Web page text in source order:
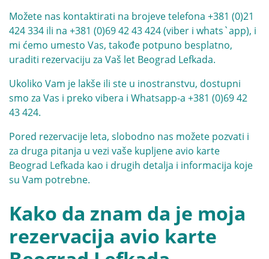
Možete nas kontaktirati na brojeve telefona +381 (0)21
424 334 ili na +381 (0)69 42 43 424(viber i whats`app), i
mi ćemo umesto Vas, takođe potpuno besplatno,
uraditi rezervaciju za Vaš let Beograd Lefkada.
Ukoliko Vam je lakše ili ste u inostranstvu, dostupni
smo za Vas i preko vibera i Whatsapp-a +381 (0)69 42
43 424.
Pored rezervacije leta, slobodno nas možete pozvati i
za druga pitanja u vezi vaše kupljene avio karte
Beograd Lefkada kao i drugih detalja i informacija koje
su Vam potrebne.
Kako da znam da je moja
rezervacija avio karte